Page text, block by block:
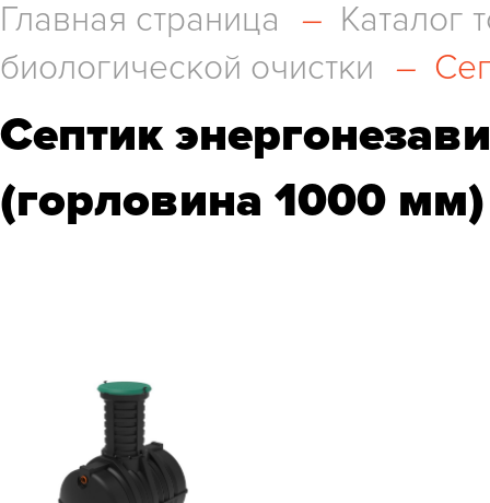
Главная страница – Каталог
биологической очистки –
Септик
(горловина 1000